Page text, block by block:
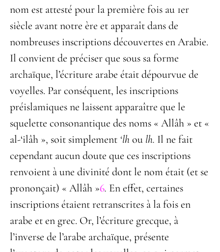
nom est attesté pour la première fois au 1er
siècle avant notre ère et apparaît dans de
nombreuses inscriptions découvertes en Arabie.
Il convient de préciser que sous sa forme
archaïque, l’écriture arabe était dépourvue de
voyelles. Par conséquent, les inscriptions
préislamiques ne laissent apparaître que le
squelette consonantique des noms « Allâh » et «
al-‘ilâh », soit simplement ‘lhou lh. Il ne fait
cependant aucun doute que ces inscriptions
renvoient à une divinité dont le nom était (et se
prononçait) « Allâh »6. En effet, certaines
inscriptions étaient retranscrites à la fois en
arabe et en grec. Or, l’écriture grecque, à
l’inverse de l’arabe archaïque, présente